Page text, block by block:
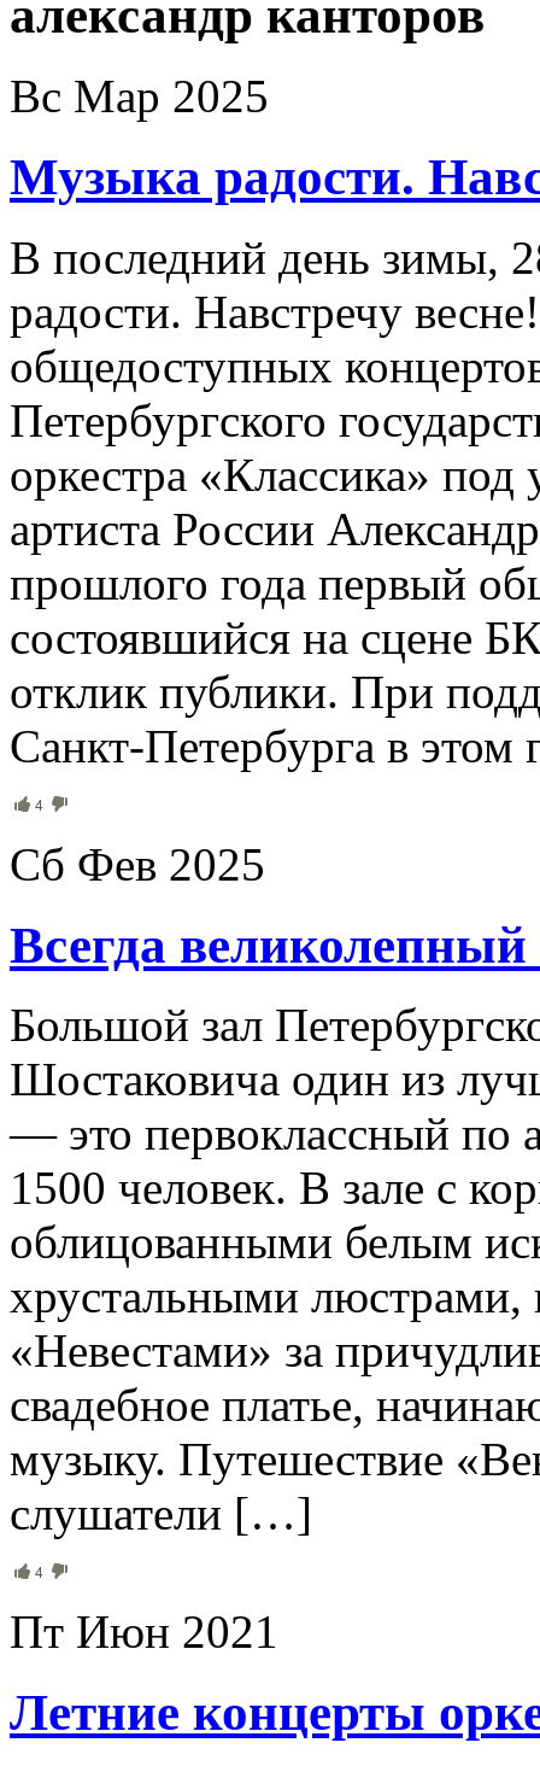
александр канторов
Вс Мар 2025
Музыка радости.
В последний день зимы,
радости. Навстречу
общедоступных
Петербургского
оркестра «Классика» под
артиста России
прошлого года первый
состоявшийся на сцене
отклик публики. При
Санкт-Петербурга в
4
Сб Фев 2025
Всегда
Большой зал
Шостаковича один из
— это первоклассный по
1500 человек. В зале с
облицованными белым
хрустальными люстрами,
«Невестами» за
свадебное платье,
музыку. Путешествие
слушатели […]
4
Пт Июн 2021
Летние концерты